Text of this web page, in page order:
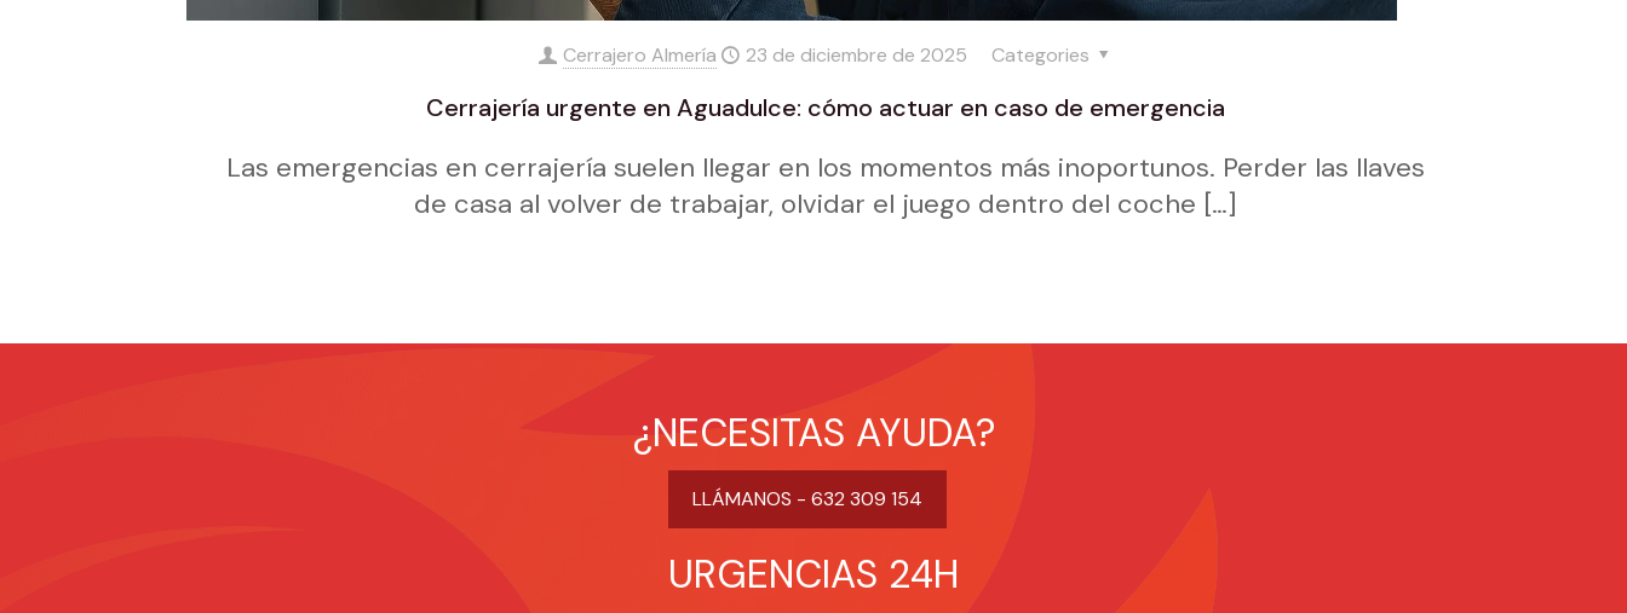
Cerrajero Almería 23 de diciembre de 2025 Categories
Cerrajería urgente en Aguadulce: cómo actuar en caso de emergencia
Las emergencias en cerrajería suelen llegar en los momentos más inoportunos. Perder las llaves
de casa al volver de trabajar, olvidar el juego dentro del coche […]
¿NECESITAS AYUDA?
LLÁMANOS - 632 309 154
URGENCIAS 24H